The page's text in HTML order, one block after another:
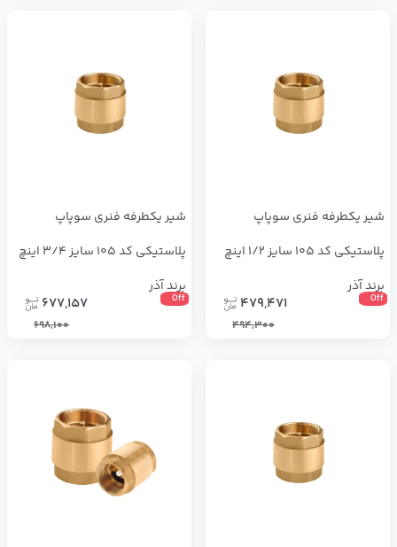
شیر یکطرفه فنری سوپاپ
پلاستیکی کد 105 سایز 1/2 اینچ
برند آذر
Off
479,471
494,300
شیر یکطرفه فنری سوپاپ
پلاستیکی کد 105 سایز 3/4 اینچ
برند آذر
Off
677,157
698,100